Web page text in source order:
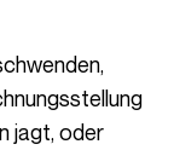
jagt, oder